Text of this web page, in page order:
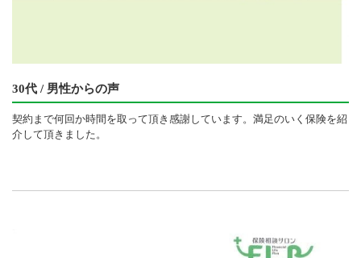
30代 / 男性からの声
契約まで何回か時間を取って頂き感謝しています。満足のいく保険を紹
介して頂きました。